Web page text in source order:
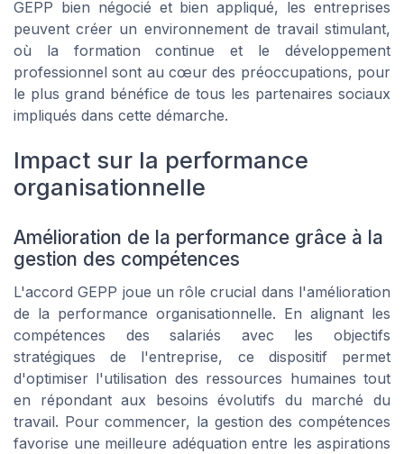
GEPP bien négocié et bien appliqué, les entreprises
peuvent créer un environnement de travail stimulant,
où la formation continue et le développement
professionnel sont au cœur des préoccupations, pour
le plus grand bénéfice de tous les partenaires sociaux
impliqués dans cette démarche.
Impact sur la performance
organisationnelle
Amélioration de la performance grâce à la
gestion des compétences
L'accord GEPP joue un rôle crucial dans l'amélioration
de la performance organisationnelle. En alignant les
compétences des salariés avec les objectifs
stratégiques de l'entreprise, ce dispositif permet
d'optimiser l'utilisation des ressources humaines tout
en répondant aux besoins évolutifs du marché du
travail. Pour commencer, la gestion des compétences
favorise une meilleure adéquation entre les aspirations